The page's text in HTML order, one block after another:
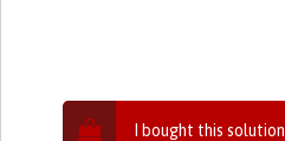
I bought this solution